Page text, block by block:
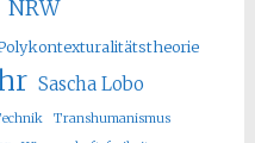
NRW
Sascha Lobo
Transhumanismus